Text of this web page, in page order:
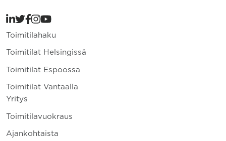
Toimitilahaku
Toimitilat Helsingissä
Toimitilat Espoossa
Toimitilat Vantaalla
Yritys
Toimitilavuokraus
Ajankohtaista